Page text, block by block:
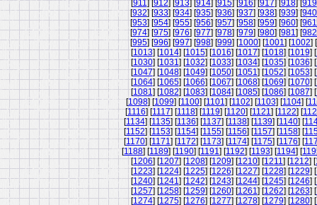
[911] [912] [913] [914] [915] [916] [917] [918] [919
[932] [933] [934] [935] [936] [937] [938] [939] [940
[953] [954] [955] [956] [957] [958] [959] [960] [961
[974] [975] [976] [977] [978] [979] [980] [981] [982
[995] [996] [997] [998] [999] [1000] [1001] [1002] [
[1013] [1014] [1015] [1016] [1017] [1018] [1019] [
[1030] [1031] [1032] [1033] [1034] [1035] [1036] [
[1047] [1048] [1049] [1050] [1051] [1052] [1053] [
[1064] [1065] [1066] [1067] [1068] [1069] [1070] [
[1081] [1082] [1083] [1084] [1085] [1086] [1087] [
[1098] [1099] [1100] [1101] [1102] [1103] [1104] [
[1116] [1117] [1118] [1119] [1120] [1121] [1122] [
[1134] [1135] [1136] [1137] [1138] [1139] [1140] [
[1152] [1153] [1154] [1155] [1156] [1157] [1158] [
[1170] [1171] [1172] [1173] [1174] [1175] [1176] [
[1188] [1189] [1190] [1191] [1192] [1193] [1194] [
[1206] [1207] [1208] [1209] [1210] [1211] [1212] [
[1223] [1224] [1225] [1226] [1227] [1228] [1229] [
[1240] [1241] [1242] [1243] [1244] [1245] [1246] [
[1257] [1258] [1259] [1260] [1261] [1262] [1263] [
[1274] [1275] [1276] [1277] [1278] [1279] [1280] [